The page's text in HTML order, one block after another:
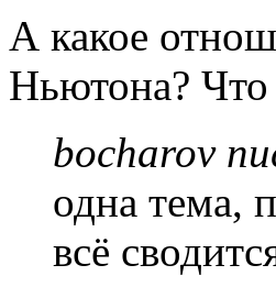
А какое
Ньютона? Что
bocharov
одна тема,
всё